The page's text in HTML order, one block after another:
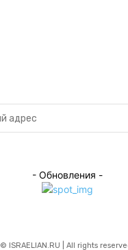
- Обновления -
© ISRAELIAN.RU | All rights